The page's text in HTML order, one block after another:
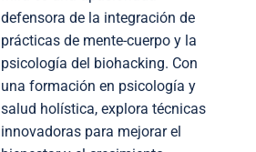
defensora de la integración de
prácticas de mente-cuerpo y la
psicología del biohacking. Con
una formación en psicología y
salud holística, explora técnicas
innovadoras para mejorar el